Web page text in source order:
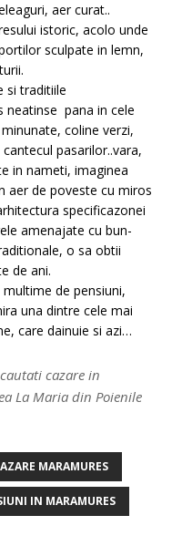
aer curat..
istoric, acolo unde
sculpate in lemn,
si traditiile
neatinse pana in cele
coline verzi,
pasarilor..vara,
in nameti, imaginea
aer de poveste cu miros
specificazonei
amenajate cu bun-
o sa obtii
de ani.
de pensiuni,
una dintre cele mai
care dainuie si azi…
cazare in
La Maria din Poienile
MARAMURES
IN MARAMURES